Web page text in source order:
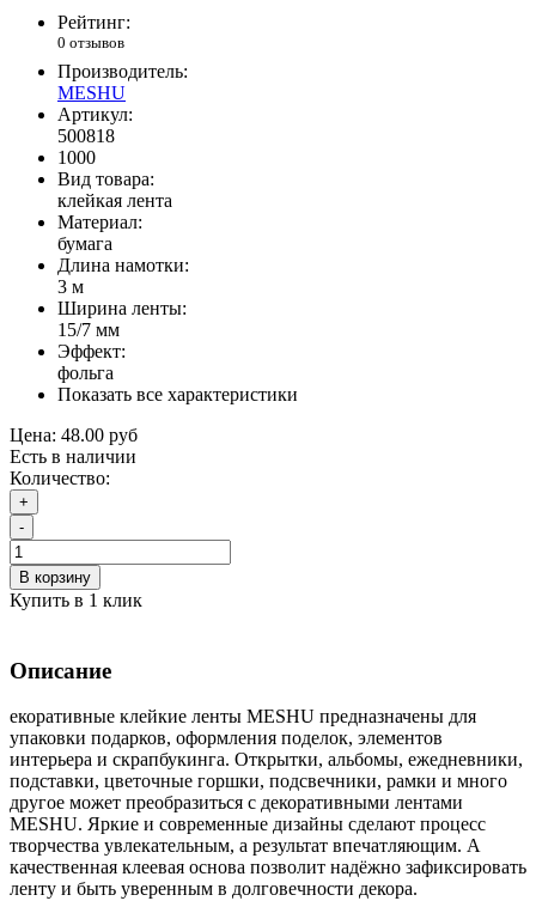
Рейтинг:
0 отзывов
Производитель:
MESHU
Артикул:
500818
1000
Вид товара:
клейкая лента
Материал:
бумага
Длина намотки:
3 м
Ширина ленты:
15/7 мм
Эффект:
фольга
Показать все характеристики
Цена: 48.00 руб
Есть в наличии
Количество:
+
-
В корзину
Купить в 1 клик
Описание
екоративные клейкие ленты MESHU предназначены для
упаковки подарков, оформления поделок, элементов
интерьера и скрапбукинга. Открытки, альбомы, ежедневники,
подставки, цветочные горшки, подсвечники, рамки и много
другое может преобразиться с декоративными лентами
MESHU. Яркие и современные дизайны сделают процесс
творчества увлекательным, а результат впечатляющим. А
качественная клеевая основа позволит надёжно зафиксировать
ленту и быть уверенным в долговечности декора.